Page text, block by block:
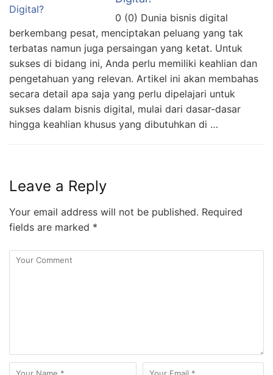
0 (0) Dunia bisnis digital
berkembang pesat, menciptakan peluang yang tak
terbatas namun juga persaingan yang ketat. Untuk
sukses di bidang ini, Anda perlu memiliki keahlian dan
pengetahuan yang relevan. Artikel ini akan membahas
secara detail apa saja yang perlu dipelajari untuk
sukses dalam bisnis digital, mulai dari dasar-dasar
hingga keahlian khusus yang dibutuhkan di …
Leave a Reply
Your email address will not be published. Required
fields are marked *